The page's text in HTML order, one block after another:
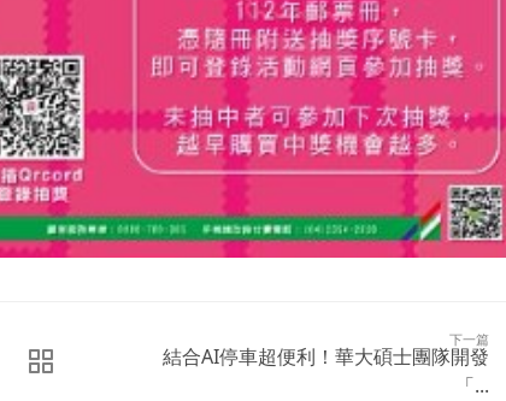
下一篇
結合AI停車超便利！華大碩士團隊開發
「...